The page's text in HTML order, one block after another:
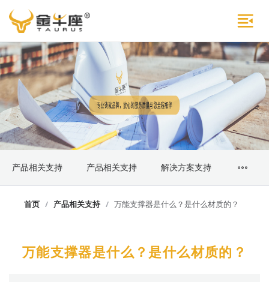
产品相关支持 产品相关支持 解决方案支持
首页 / 产品相关支持 / 万能支撑器是什么？是什么材质的？
万能支撑器是什么？是什么材质的？